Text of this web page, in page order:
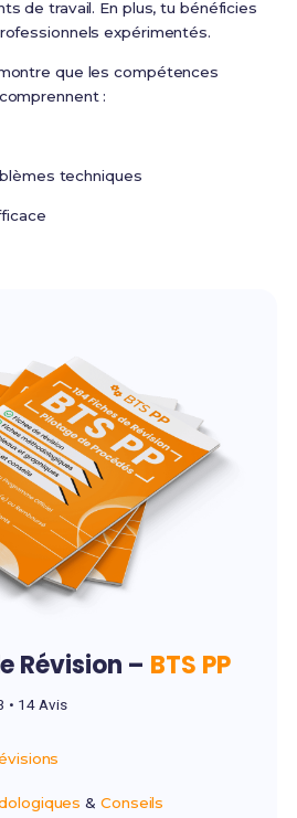
de travail. En plus, tu bénéficies
expérimentés.
que les compétences
:
techniques
Révision – BTS PP
• 14 Avis
&Conseils